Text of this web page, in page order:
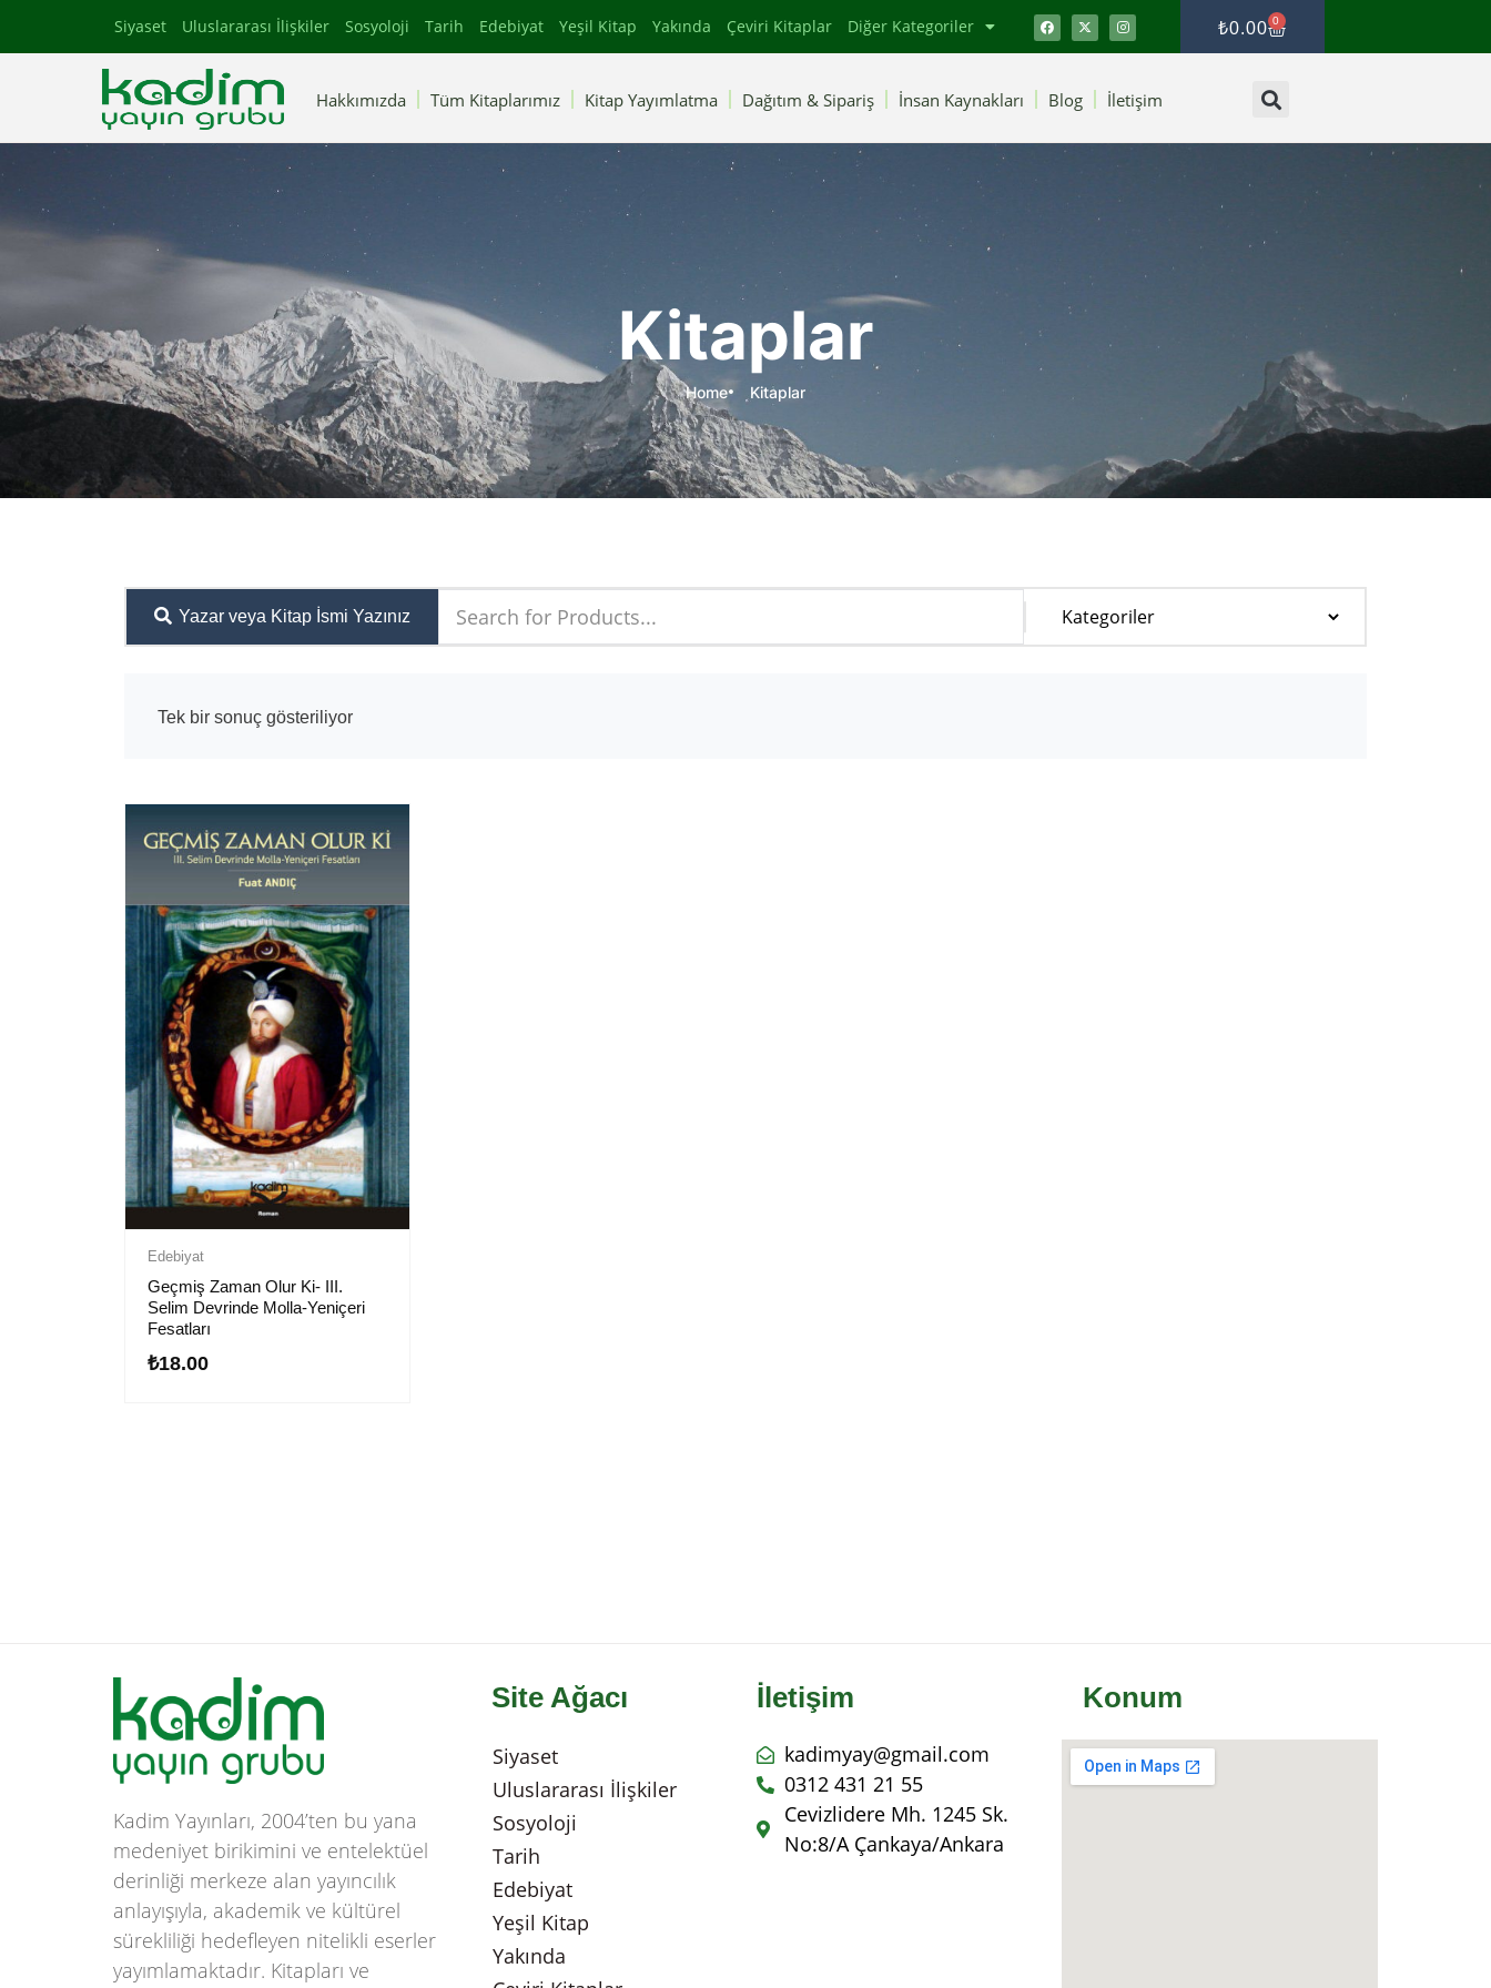
Siyaset Uluslararası İlişkiler Sosyoloji Tarih Edebiyat Yeşil Kitap Yakında Çeviri Kitaplar Diğer Kategoriler ₺0.00 0
Hakkımızda Tüm Kitaplarımız Kitap Yayımlatma Dağıtım & Sipariş İnsan Kaynakları Blog İletişim
Kitaplar
Home Kitaplar
Yazar veya Kitap İsmi Yazınız
Tek bir sonuç gösteriliyor
Edebiyat
Geçmiş Zaman Olur Ki- III.
Selim Devrinde Molla-Yeniçeri
Fesatları
₺18.00
Kadim Yayınları, 2004’ten bu yana
medeniyet birikimini ve entelektüel
derinliği merkeze alan yayıncılık
anlayışıyla, akademik ve kültürel
sürekliliği hedefleyen nitelikli eserler
yayımlamaktadır. Kitapları ve
Site Ağacı
Siyaset
Uluslararası İlişkiler
Sosyoloji
Tarih
Edebiyat
Yeşil Kitap
Yakında
İletişim
kadimyay@gmail.com
0312 431 21 55
Cevizlidere Mh. 1245 Sk.
No:8/A Çankaya/Ankara
Konum